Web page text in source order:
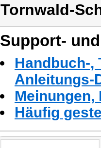
Tornwald-
Support-
Handbuch-,
Anleitungs-
Häufig